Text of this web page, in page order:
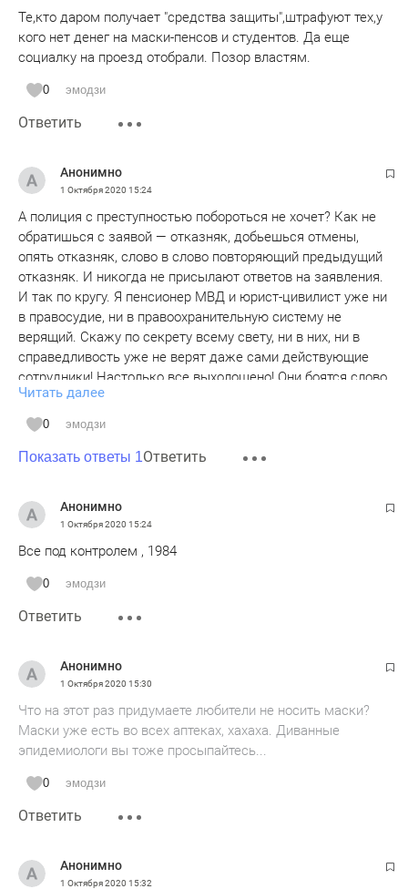
Те,кто даром получает "средства защиты",штрафуют тех,у
кого нет денег на маски-пенсов и студентов. Да еще
социалку на проезд отобрали. Позор властям.
0 эмодзи
Ответить
Анонимно
1 Октября 2020 15:24
А полиция с преступностью побороться не хочет? Как не
обратишься с заявой — отказняк, добьешься отмены,
опять отказняк, слово в слово повторяющий предыдущий
отказняк. И никогда не присылают ответов на заявления.
И так по кругу. Я пенсионер МВД и юрист-цивилист уже ни
в правосудие, ни в правоохранительную систему не
верящий. Скажу по секрету всему свету, ни в них, ни в
справедливость уже не верят даже сами действующие
сотрудники! Настолько все выхолощено! Они боятся слово
лишнее сказать, замечание правонарушителю сделать.
Только по команде "сделать то-то" работают. Как роботы.
За редчайши м исключением. Не дай бог маску дома
забудешь, разорят штрафами! Обратишься по свойски,
хочешь, чтоб меня вышвырнули? Дай до пенсии
доработать". Уже доработал, а его песня та же. Противно
Читать далее
0 эмодзи
Показать ответы 1Ответить
Анонимно
1 Октября 2020 15:24
Все под контролем , 1984
0 эмодзи
Ответить
Анонимно
1 Октября 2020 15:30
Что на этот раз придумаете любители не носить маски?
Маски уже есть во всех аптеках, хахаха. Диванные
эпидемиологи вы тоже просыпайтесь...
0 эмодзи
Ответить
Анонимно
1 Октября 2020 15:32